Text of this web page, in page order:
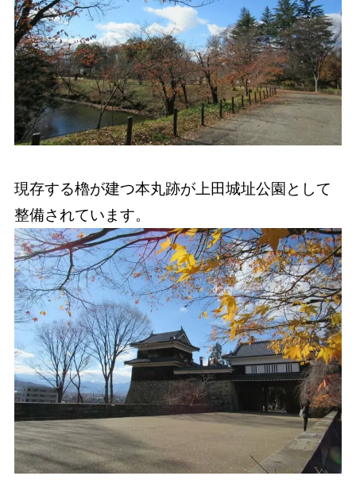
現存する櫓が建つ本丸跡が上田城址公園として
整備されています。